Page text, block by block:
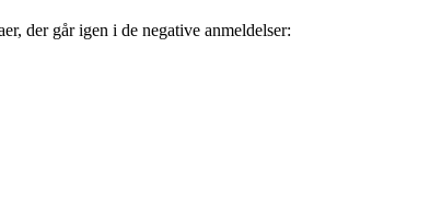
der går igen i de negative anmeldelser: